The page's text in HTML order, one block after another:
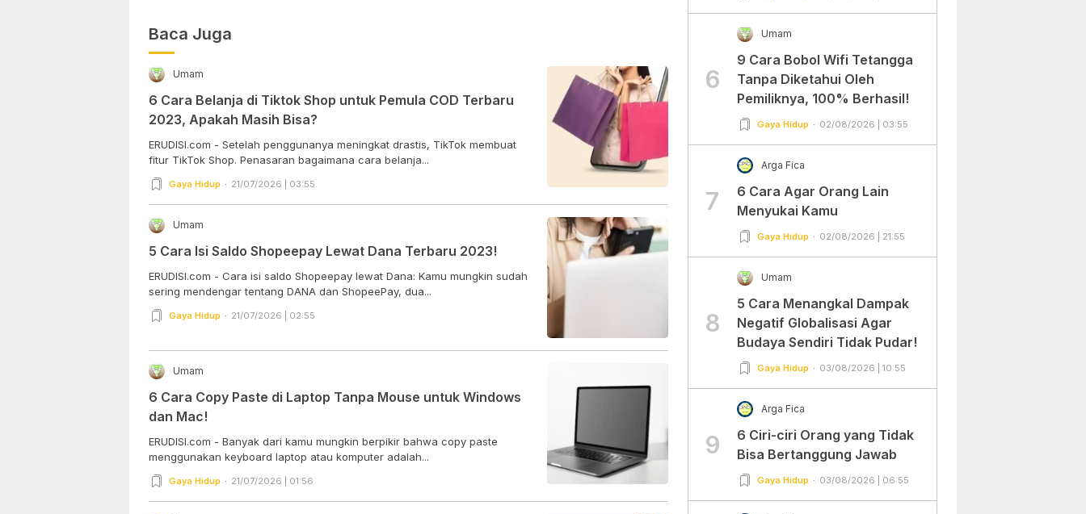
Baca Juga
Umam
6 Cara Belanja di Tiktok Shop untuk Pemula COD Terbaru
2023, Apakah Masih Bisa?
ERUDISI.com - Setelah penggunanya meningkat drastis, TikTok membuat
fitur TikTok Shop. Penasaran bagaimana cara belanja...
Gaya Hidup 21/07/2026 | 03:55
Umam
5 Cara Isi Saldo Shopeepay Lewat Dana Terbaru 2023!
ERUDISI.com - Cara isi saldo Shopeepay lewat Dana: Kamu mungkin sudah
sering mendengar tentang DANA dan ShopeePay, dua...
Gaya Hidup 21/07/2026 | 02:55
Umam
6 Cara Copy Paste di Laptop Tanpa Mouse untuk Windows
dan Mac!
ERUDISI.com - Banyak dari kamu mungkin berpikir bahwa copy paste
menggunakan keyboard laptop atau komputer adalah...
Gaya Hidup 21/07/2026 | 01:56
6
Umam
9 Cara Bobol Wifi Tetangga
Tanpa Diketahui Oleh
Pemiliknya, 100% Berhasil!
Gaya Hidup 02/08/2026 | 03:55
7
Arga Fica
6 Cara Agar Orang Lain
Menyukai Kamu
Gaya Hidup 02/08/2026 | 21:55
8
Umam
5 Cara Menangkal Dampak
Negatif Globalisasi Agar
Budaya Sendiri Tidak Pudar!
Gaya Hidup 03/08/2026 | 10:55
9
Arga Fica
6 Ciri-ciri Orang yang Tidak
Bisa Bertanggung Jawab
Gaya Hidup 03/08/2026 | 06:55